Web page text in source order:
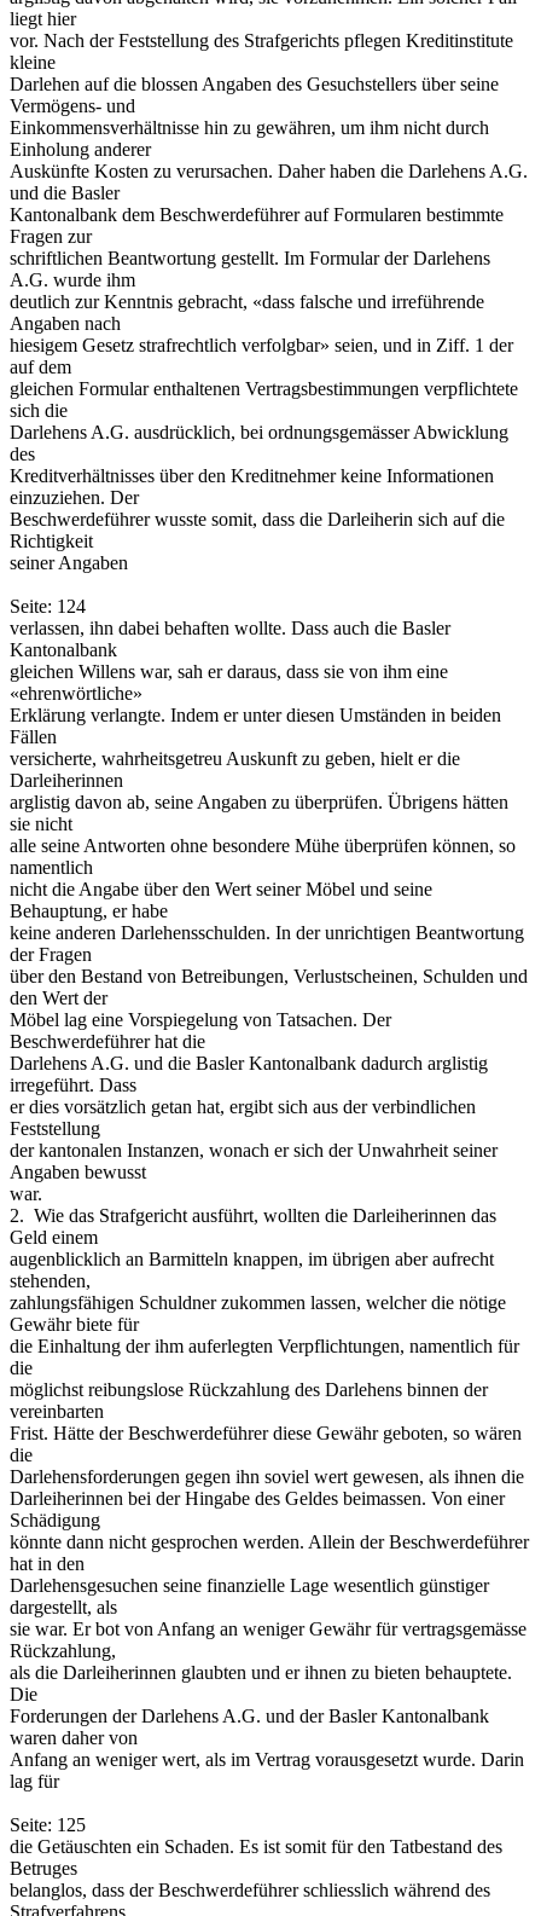
liegt hier
vor. Nach der Feststellung des Strafgerichts pflegen Kreditinstitute
kleine
Darlehen auf die blossen Angaben des Gesuchstellers über seine
Vermögens- und
Einkommensverhältnisse hin zu gewähren, um ihm nicht durch
Einholung anderer
Auskünfte Kosten zu verursachen. Daher haben die Darlehens A.G.
und die Basler
Kantonalbank dem Beschwerdeführer auf Formularen bestimmte
Fragen zur
schriftlichen Beantwortung gestellt. Im Formular der Darlehens
A.G. wurde ihm
deutlich zur Kenntnis gebracht, «dass falsche und irreführende
Angaben nach
hiesigem Gesetz strafrechtlich verfolgbar» seien, und in Ziff. 1 der
auf dem
gleichen Formular enthaltenen Vertragsbestimmungen verpflichtete
sich die
Darlehens A.G. ausdrücklich, bei ordnungsgemässer Abwicklung
des
Kreditverhältnisses über den Kreditnehmer keine Informationen
einzuziehen. Der
Beschwerdeführer wusste somit, dass die Darleiherin sich auf die
Richtigkeit
seiner Angaben
Seite: 124
verlassen, ihn dabei behaften wollte. Dass auch die Basler
Kantonalbank
gleichen Willens war, sah er daraus, dass sie von ihm eine
«ehrenwörtliche»
Erklärung verlangte. Indem er unter diesen Umständen in beiden
Fällen
versicherte, wahrheitsgetreu Auskunft zu geben, hielt er die
Darleiherinnen
arglistig davon ab, seine Angaben zu überprüfen. Übrigens hätten
sie nicht
alle seine Antworten ohne besondere Mühe überprüfen können, so
namentlich
nicht die Angabe über den Wert seiner Möbel und seine
Behauptung, er habe
keine anderen Darlehensschulden. In der unrichtigen Beantwortung
der Fragen
über den Bestand von Betreibungen, Verlustscheinen, Schulden und
den Wert der
Möbel lag eine Vorspiegelung von Tatsachen. Der
Beschwerdeführer hat die
Darlehens A.G. und die Basler Kantonalbank dadurch arglistig
irregeführt. Dass
er dies vorsätzlich getan hat, ergibt sich aus der verbindlichen
Feststellung
der kantonalen Instanzen, wonach er sich der Unwahrheit seiner
Angaben bewusst
war.
2. ­ Wie das Strafgericht ausführt, wollten die Darleiherinnen das
Geld einem
augenblicklich an Barmitteln knappen, im übrigen aber aufrecht
stehenden,
zahlungsfähigen Schuldner zukommen lassen, welcher die nötige
Gewähr biete für
die Einhaltung der ihm auferlegten Verpflichtungen, namentlich für
die
möglichst reibungslose Rückzahlung des Darlehens binnen der
vereinbarten
Frist. Hätte der Beschwerdeführer diese Gewähr geboten, so wären
die
Darlehensforderungen gegen ihn soviel wert gewesen, als ihnen die
Darleiherinnen bei der Hingabe des Geldes beimassen. Von einer
Schädigung
könnte dann nicht gesprochen werden. Allein der Beschwerdeführer
hat in den
Darlehensgesuchen seine finanzielle Lage wesentlich günstiger
dargestellt, als
sie war. Er bot von Anfang an weniger Gewähr für vertragsgemässe
Rückzahlung,
als die Darleiherinnen glaubten und er ihnen zu bieten behauptete.
Die
Forderungen der Darlehens A.G. und der Basler Kantonalbank
waren daher von
Anfang an weniger wert, als im Vertrag vorausgesetzt wurde. Darin
lag für
Seite: 125
die Getäuschten ein Schaden. Es ist somit für den Tatbestand des
Betruges
belanglos, dass der Beschwerdeführer schliesslich während des
Strafverfahrens